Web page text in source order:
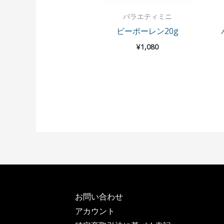
バラエティミニ
ビーポーレン20g
¥1,080
お問い合わせ
アカウント